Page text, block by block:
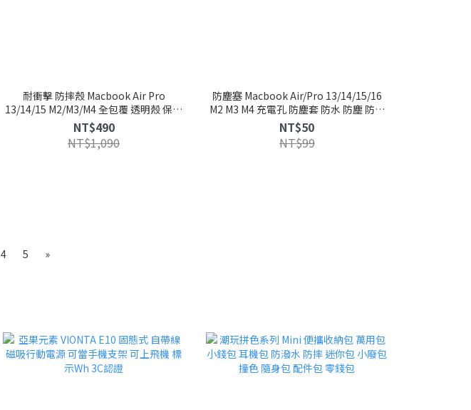
耐衝擊 防摔殼 Macbook Air Pro
13/14/15 M2/M3/M4 全包覆 透明殼 保護
殼 保護套 軟邊
NT$490
NT$1,090
防塵塞 Macbook Air/Pro 13/14/15/16
M2 M3 M4 充電孔 防塵套 防水 防塵 防氧
化
NT$50
NT$99
4 5 »